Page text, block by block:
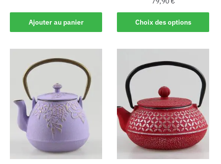
Ajouter au panier Choix des options